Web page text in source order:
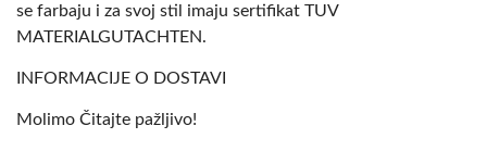
se farbaju i za svoj stil imaju sertifikat TUV
MATERIALGUTACHTEN.
INFORMACIJE O DOSTAVI
Molimo Čitajte pažljivo!